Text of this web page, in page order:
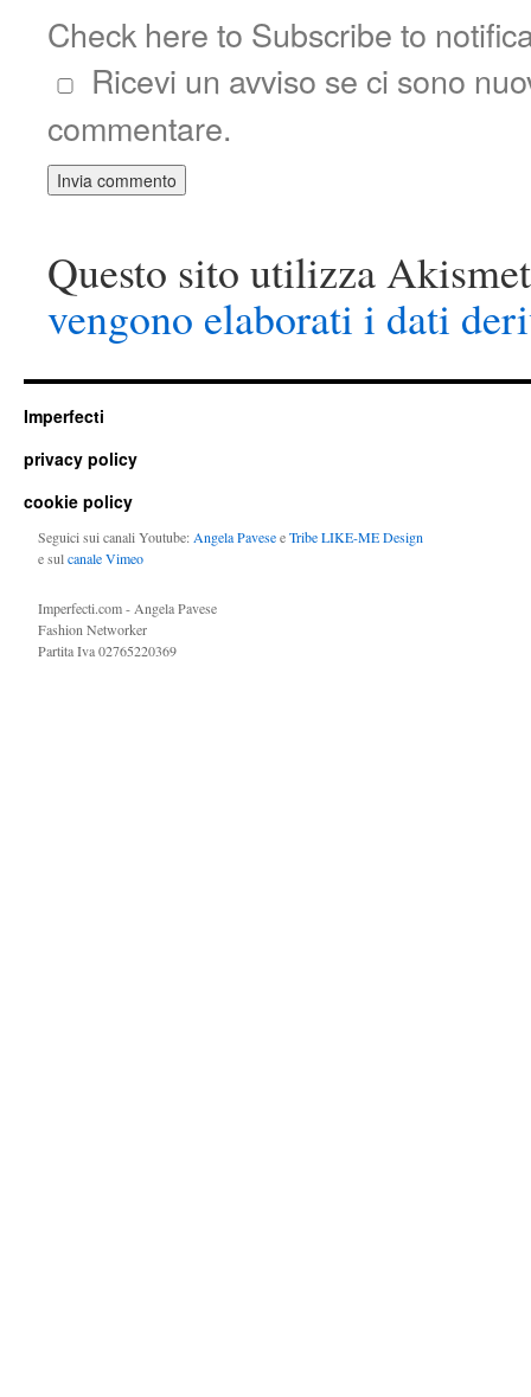
Check here to Subscribe to
Ricevi un avviso se ci sono
commentare.
Questo sito utilizza
vengono elaborati i dati
Imperfecti
privacy policy
cookie policy
Seguici sui canali Youtube:Angela PaveseeTribe LIKE-ME Design
e sulcanale Vimeo
Imperfecti.com - Angela Pavese
Fashion Networker
Partita Iva 02765220369